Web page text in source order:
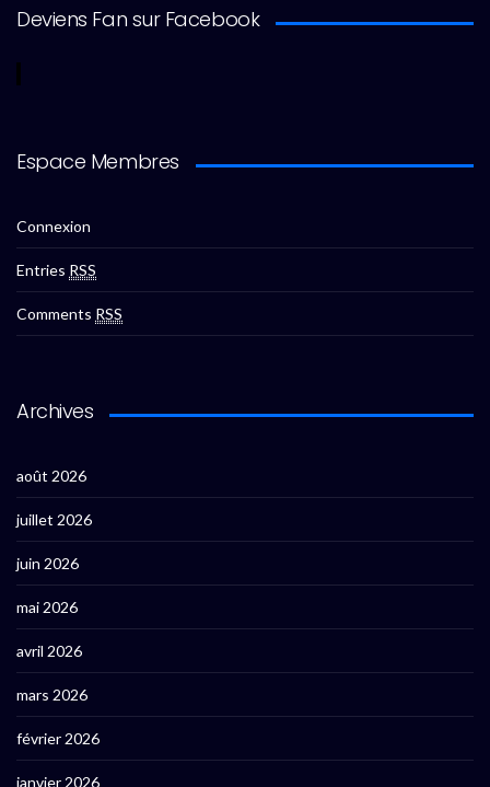
Deviens Fan sur Facebook
Espace Membres
Connexion
Entries RSS
Comments RSS
Archives
août 2026
juillet 2026
juin 2026
mai 2026
avril 2026
mars 2026
février 2026
janvier 2026